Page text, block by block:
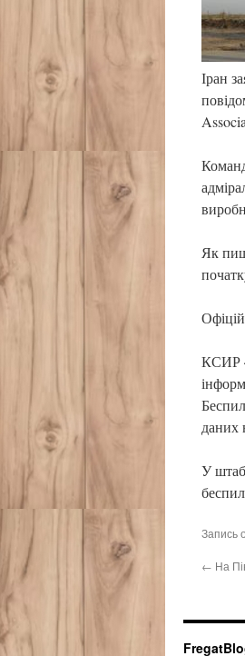
Іран
Як
КСИР 4
даних
У
Запись
← На